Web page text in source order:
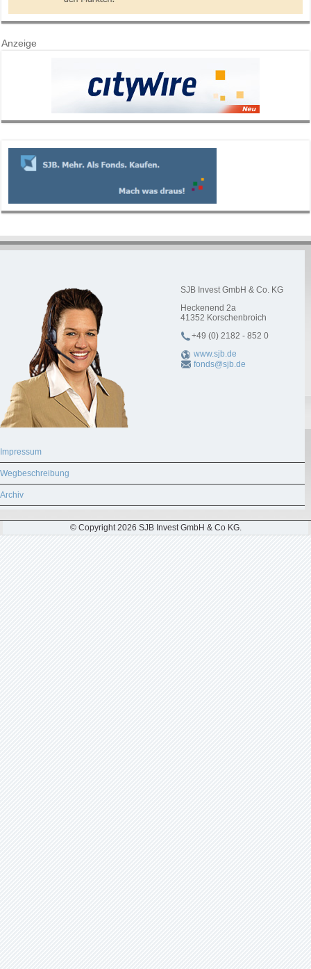
Anzeige
SJB Invest GmbH & Co. KG
Heckenend 2a
41352 Korschenbroich
+49 (0) 2182 - 852 0
www.sjb.de
fonds@sjb.de
Impressum
Wegbeschreibung
Archiv
© Copyright 2026 SJB Invest GmbH & Co KG.